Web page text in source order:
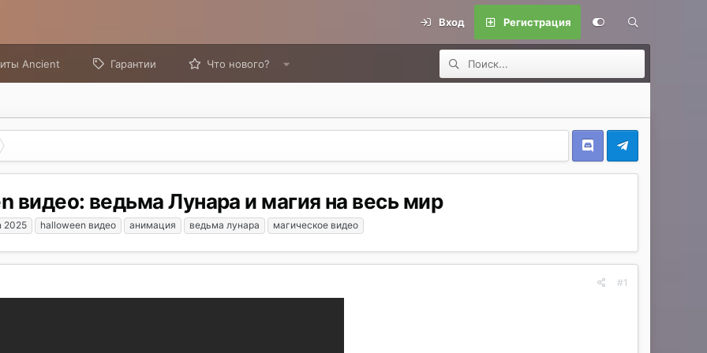
Вход Регистрация
Ancient Гарантии Что нового?
видео: ведьма Лунара и магия на весь мир
2025 halloween видео анимация ведьма лунара магическое видео
#1